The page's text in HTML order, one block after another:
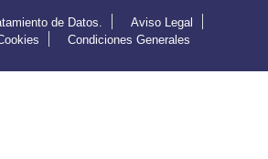
de Datos.
Aviso Legal
Condiciones Generales